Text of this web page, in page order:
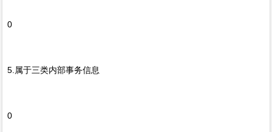
0
5.属于三类内部事务信息
0